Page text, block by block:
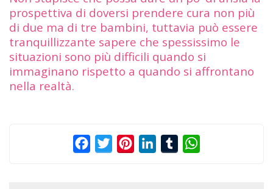
prospettiva di doversi prendere cura non più
di due ma di tre bambini, tuttavia può essere
tranquillizzante sapere che spessissimo le
situazioni sono più difficili quando si
immaginano rispetto a quando si affrontano
nella realtà.
FacebookTwitterPinterestLinkedInTumblr